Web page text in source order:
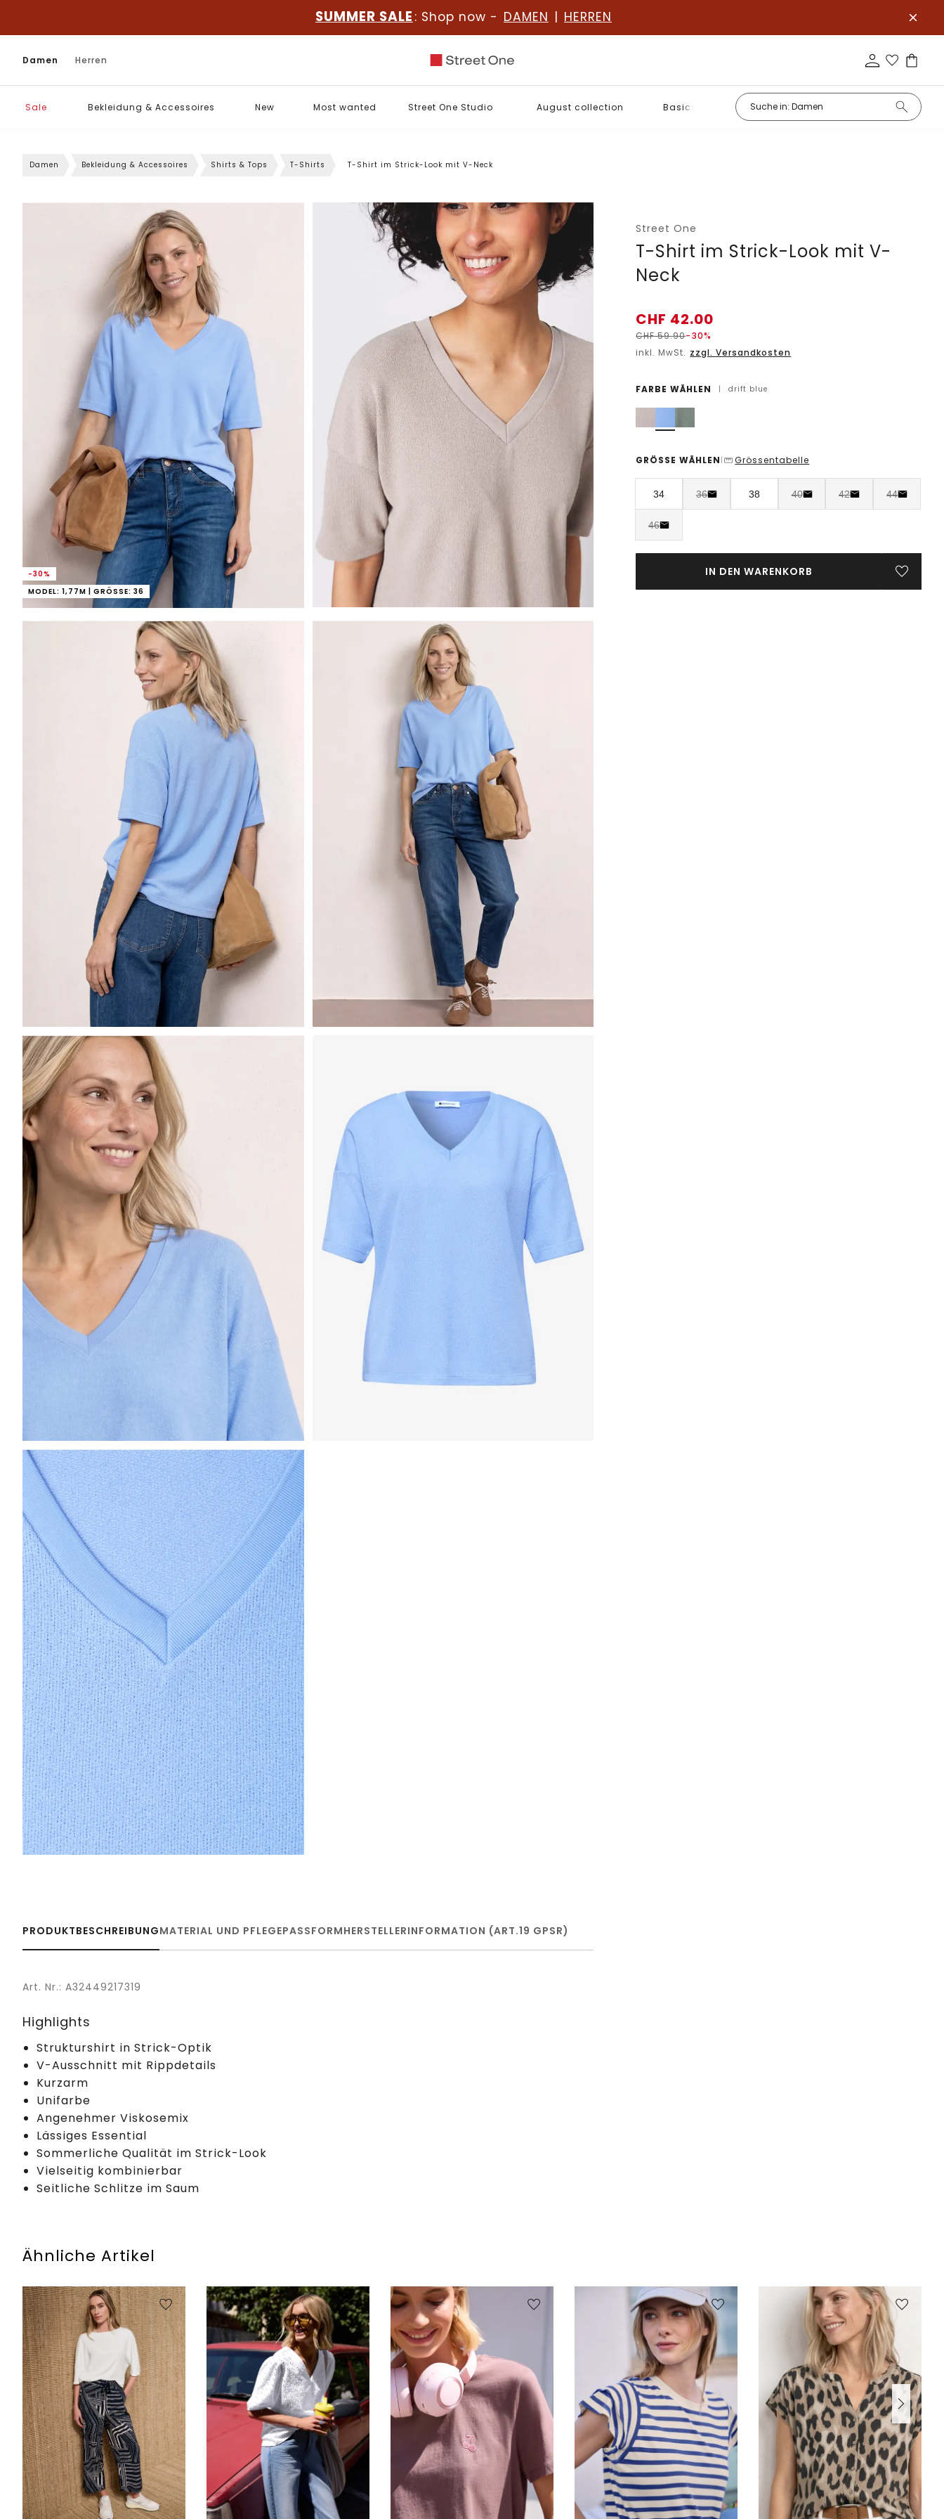
SUMMER SALE : Shop now - DAMEN | HERREN
Damen Herren
Sale Bekleidung & Accessoires New Most wanted Street One Studio August collection Basics
Damen Bekleidung & Accessoires Shirts & Tops T-Shirts T-Shirt im Strick-Look mit V-Neck
-30%
MODEL: 1,77M | GRÖSSE: 36
Street One
T-Shirt im Strick-Look mit V-
Neck
CHF 42.00
CHF59.90-30%
inkl. MwSt. zzgl. Versandkosten
FARBE WÄHLEN | drift blue
GRÖSSE WÄHLEN | Grössentabelle
34 36 38 40 42 44
46
IN DEN WARENKORB
PRODUKTBESCHREIBUNGMATERIAL UND PFLEGEPASSFORMHERSTELLERINFORMATION (ART.19 GPSR)
Art. Nr.: A32449217319
Highlights
Strukturshirt in Strick-Optik
V-Ausschnitt mit Rippdetails
Kurzarm
Unifarbe
Angenehmer Viskosemix
Lässiges Essential
Sommerliche Qualität im Strick-Look
Vielseitig kombinierbar
Seitliche Schlitze im Saum
Ähnliche Artikel